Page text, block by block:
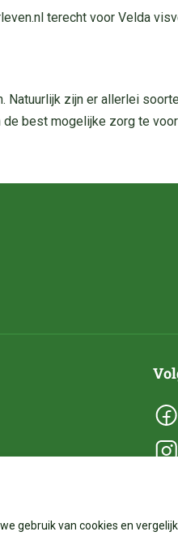
terecht voor Velda
zijn er allerlei
best mogelijke zorg te
gebruik van cookies en